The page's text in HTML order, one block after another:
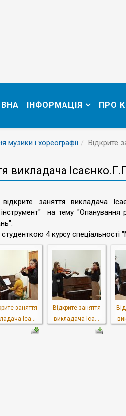
ІНФОРМАЦІЯ ПРО
музики і хореографії Відкрите
викладача
відкрите заняття викладача
на тему
4 курсу
заняття
Іса...
Відкрите заняття
викладача Іса...